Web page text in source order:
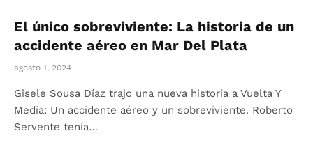
El único sobreviviente: La historia de un
accidente aéreo en Mar Del Plata
agosto 1, 2024
Gisele Sousa Díaz trajo una nueva historia a Vuelta Y
Media: Un accidente aéreo y un sobreviviente. Roberto
Servente tenía…